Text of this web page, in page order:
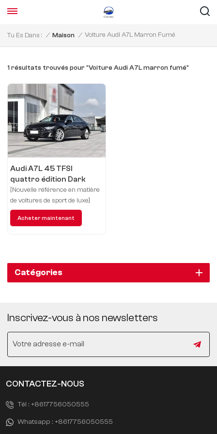
Tu Es Dans : / Maison / Voiture Audi A7L Marron Fumé
1 résultats trouvés pour "Voiture Audi A7L marron fumé"
Audi A7L 45 TFSI
quattro édition Dark
Vador
[Nouvelle référence en matière
de voitures de sport de luxe]
Audi A7L : La combinaison
parfaite entre élégance et
Acheter maintenant
Catégories
Inscrivez-vous à nos newsletters
CONTACTEZ-NOUS
Tél : +8617756050555
Whatsapp : +8617756050555